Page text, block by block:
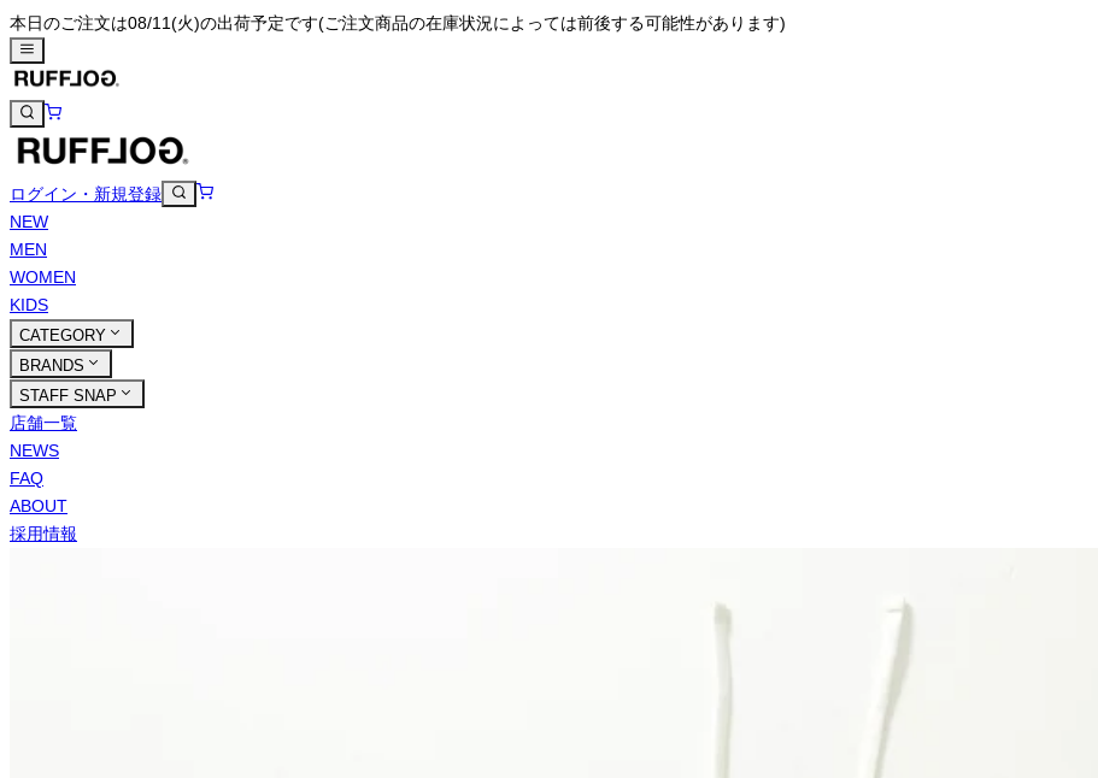
本日のご注文は08/11(火)の出荷予定です(ご注文商品の在庫状況によっては前後する可能性があります)
ログイン・新規登録
NEW
MEN
WOMEN
KIDS
CATEGORY
BRANDS
STAFF SNAP
店舗一覧
NEWS
FAQ
ABOUT
採用情報